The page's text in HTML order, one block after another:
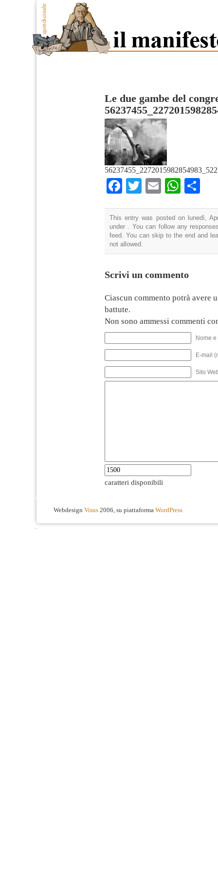
Le due gambe del
Facebook
TwitterEmail
This entry was posted on lunedì,
under . You can follow any
feed. You can skip to the end and
not allowed.
Scrivi un commento
Ciascun commento potrà avere
battute.
Non sono ammessi commenti
Nome
E-mail
Sito
caratteri disponibili
Webdesign Visus 2006, su piattaforma WordPress